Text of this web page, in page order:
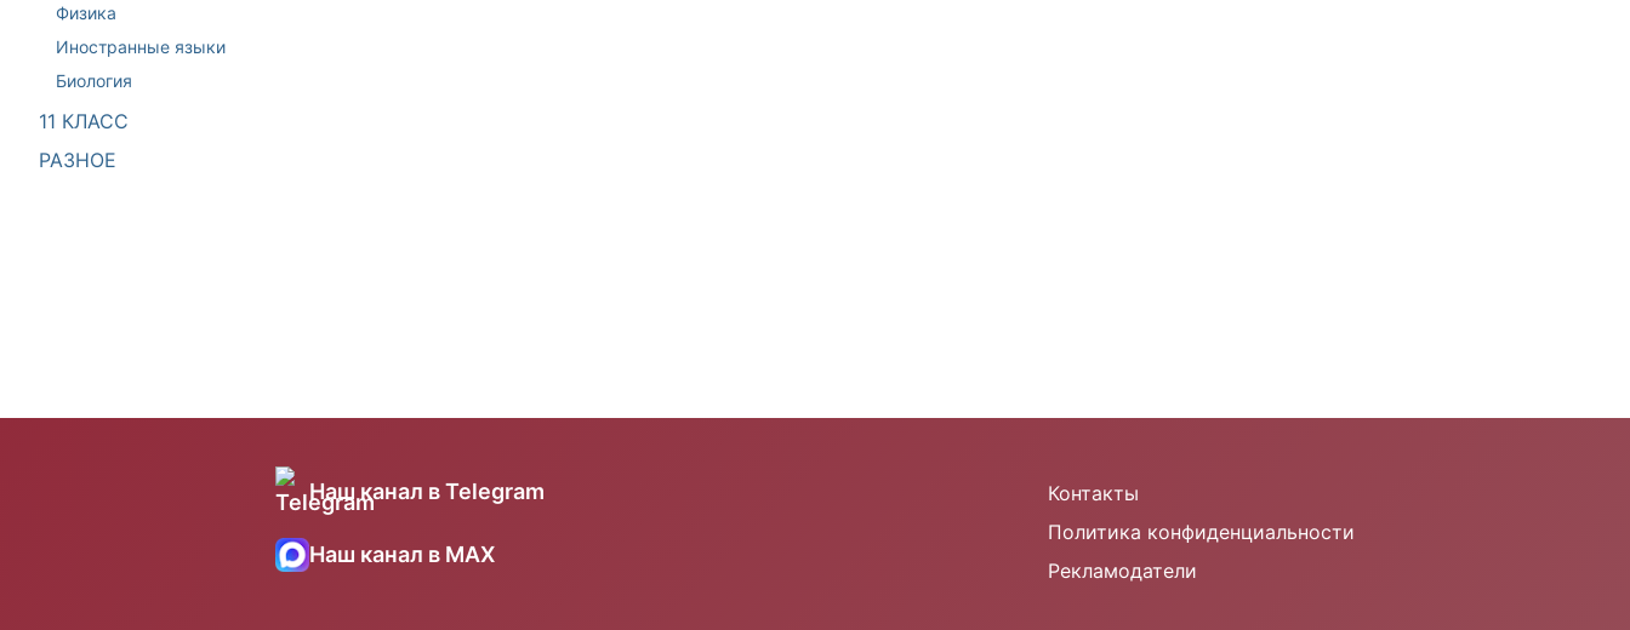
Физика
Иностранные языки
Биология
11 КЛАСС
РАЗНОЕ
Наш канал в Telegram
Наш канал в MAX
Контакты
Политика конфиденциальности
Рекламодатели